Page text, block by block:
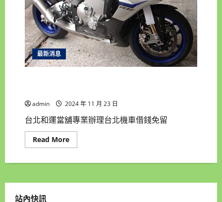
最新消息
admin 2024 年 11 月 23 日
台北和運當舖專業辦理台北機車借錢免留
Read MoreRead
more
北
車
站內快訊